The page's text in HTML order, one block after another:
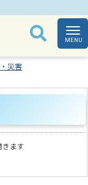
災害
きます